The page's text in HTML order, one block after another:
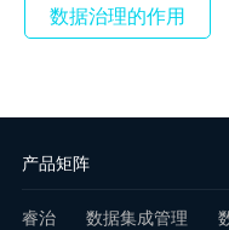
数据治理的作用
产品矩阵
睿治 数据集成管理